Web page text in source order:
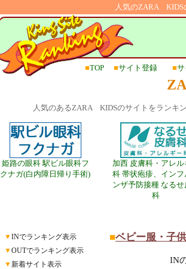
人気のZARA KIDS
■TOP ■サイト登録 ■
人気のあるZARA KIDSのサイトをランキ
姫路の眼科 駅ビル眼科フ
クナガ(白内障日帰り手術)
加西 皮膚科・アレル
科 帯状疱疹、インフ
ンザ予防接種 なるせ
科
▼INでランキング表示
▼OUTでランキング表示
▼新着サイト表示
■ベビー服・子
IN